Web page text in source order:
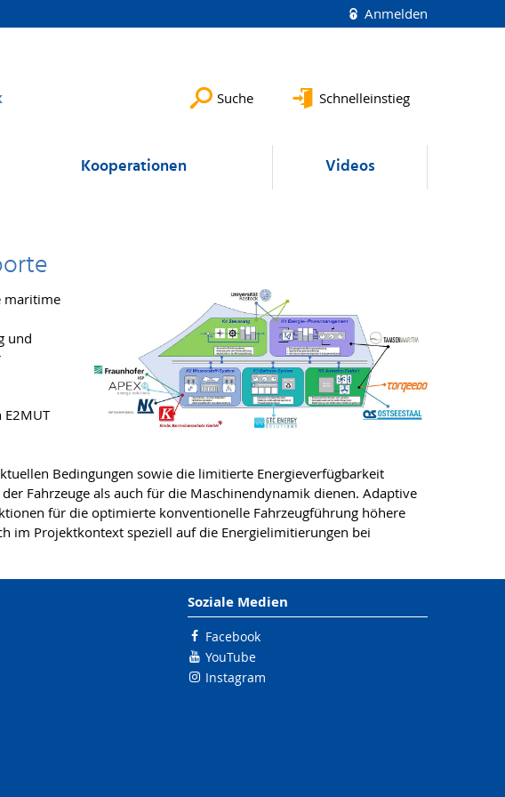
Anmelden
Suche Schnelleinstieg
Kooperationen Videos
maritime
und
Bedingungen sowie die limitierte Energieverfügbarkeit
Fahrzeuge als auch für die Maschinendynamik dienen. Adaptive
für die optimierte konventionelle Fahrzeugführung höhere
im Projektkontext speziell auf die Energielimitierungen bei
Soziale Medien
Facebook
YouTube
Instagram